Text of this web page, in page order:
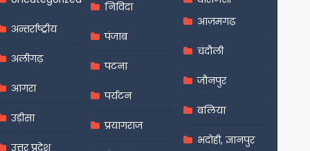
अन्तर्राष्ट्रीय
अलीगढ़
आगरा
उड़ीसा
उत्तर प्रदेश
निविदा
पंजाब
पटना
पर्यटन
प्रयागराज
आज़मगढ़
चंदौली
जौनपुर
बलिया
भदोही, ज्ञानपुर